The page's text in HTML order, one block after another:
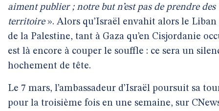
aiment publier ; notre but n’est pas de prendre
territoire». Alors qu’Israël envahit alors le Liban
de la Palestine, tant à Gaza qu’en Cisjordanie
est là encore à couper le souffle : ce sera un
hochement de tête.
Le 7 mars, l’ambassadeur d’Israël poursuit sa
pour la troisième fois en une semaine, sur